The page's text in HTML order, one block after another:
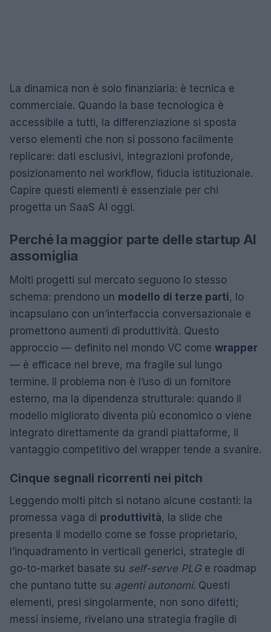
La dinamica non è solo finanziaria: è tecnica e
commerciale. Quando la base tecnologica è
accessibile a tutti, la differenziazione si sposta
verso elementi che non si possono facilmente
replicare: dati esclusivi, integrazioni profonde,
posizionamento nel workflow, fiducia istituzionale.
Capire questi elementi è essenziale per chi
progetta un SaaS AI oggi.
Perché la maggior parte delle startup AI
assomiglia
Molti progetti sul mercato seguono lo stesso
schema: prendono un modello di terze parti, lo
incapsulano con un’interfaccia conversazionale e
promettono aumenti di produttività. Questo
approccio — definito nel mondo VC come wrapper
— è efficace nel breve, ma fragile sul lungo
termine. Il problema non è l’uso di un fornitore
esterno, ma la dipendenza strutturale: quando il
modello migliorato diventa più economico o viene
integrato direttamente da grandi piattaforme, il
vantaggio competitivo del wrapper tende a svanire.
Cinque segnali ricorrenti nei pitch
Leggendo molti pitch si notano alcune costanti: la
promessa vaga di produttività, la slide che
presenta il modello come se fosse proprietario,
l’inquadramento in verticali generici, strategie di
go-to-market basate su self-serve PLGe roadmap
che puntano tutte su agenti autonomi. Questi
elementi, presi singolarmente, non sono difetti;
messi insieme, rivelano una strategia fragile di